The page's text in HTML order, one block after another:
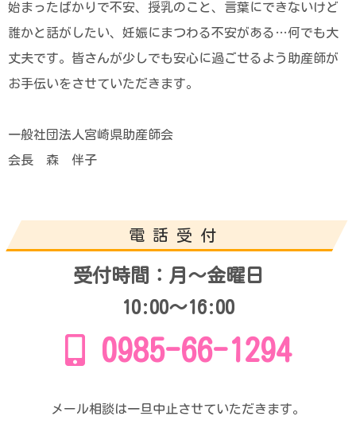
始まったばかりで不安、授乳のこと、言葉にできないけど
誰かと話がしたい、妊娠にまつわる不安がある…何でも大
丈夫です。皆さんが少しでも安心に過ごせるよう助産師が
お手伝いをさせていただきます。
一般社団法人宮崎県助産師会
会長 森 伴子
電話受付
受付時間：月～金曜日
10:00～16:00
0985-66-1294
メール相談は一旦中止させていただきます。